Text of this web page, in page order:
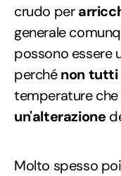
crudo per
generale
possono essere
perchénon tutti
temperature
un'alterazione
Molto spesso